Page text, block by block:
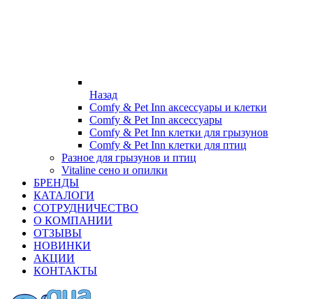
Назад
Comfy & Pet Inn аксессуары и клетки
Comfy & Pet Inn аксессуары
Comfy & Pet Inn клетки для грызунов
Comfy & Pet Inn клетки для птиц
Разное для грызунов и птиц
Vitaline сено и опилки
БРЕНДЫ
КАТАЛОГИ
СОТРУДНИЧЕСТВО
О КОМПАНИИ
ОТЗЫВЫ
НОВИНКИ
АКЦИИ
КОНТАКТЫ